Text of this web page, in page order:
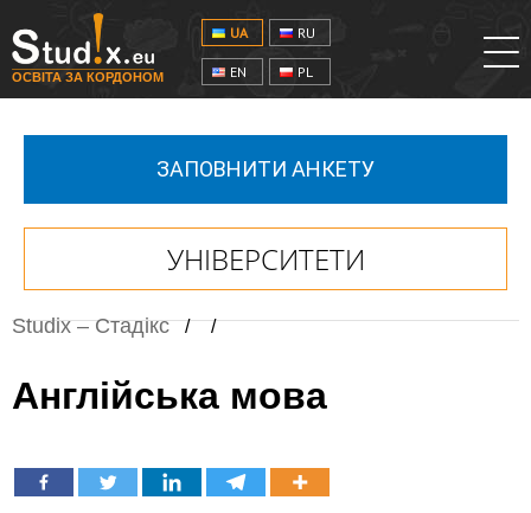
ОСВІТА ЗА КОРДОНОМ
UA RU
EN PL
ЗАПОВНИТИ АНКЕТУ
УНІВЕРСИТЕТИ
Studix – Стадікс / /
Англійська мова